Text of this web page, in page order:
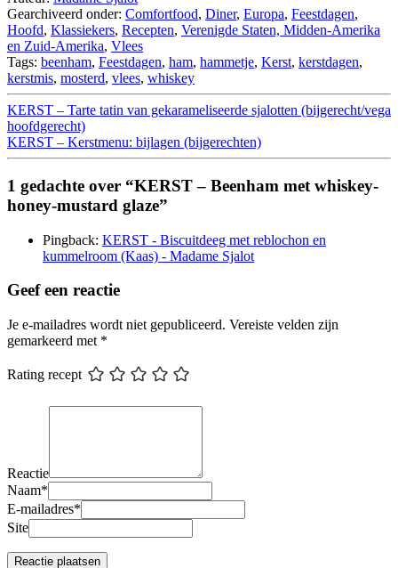
Gearchiveerd onder: Comfortfood, Diner, Europa, Feestdagen,
Hoofd, Klassiekers, Recepten, Verenigde Staten, Midden-Amerika
en Zuid-Amerika, Vlees
Tags: beenham, Feestdagen, ham, hammetje, Kerst, kerstdagen,
kerstmis, mosterd, vlees, whiskey
KERST – Tarte tatin van gekarameliseerde sjalotten (bijgerecht/vega
hoofdgerecht)
KERST – Kerstmenu: bijlagen (bijgerechten)
1 gedachte over “KERST – Beenham met whiskey-
honey-mustard glaze”
Pingback: KERST - Biscuitdeeg met reblochon en
kummelroom (Kaas) - Madame Sjalot
Geef een reactie
Je e-mailadres wordt niet gepubliceerd. Vereiste velden zijn
gemarkeerd met *
Rating recept
Reactie
Naam*
E-mailadres*
Site